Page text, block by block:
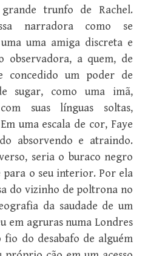
trunfo de Rachel.
narradora como se
uma amiga discreta e
observadora, a quem, de
concedido um poder de
sugar, como uma imã,
suas línguas soltas,
uma escala de cor, Faye
absorvendo e atraindo.
seria o buraco negro
para o seu interior. Por ela
do vizinho de poltrona no
da saudade de um
em agruras numa Londres
fio do desabafo de alguém